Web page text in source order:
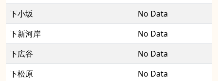
下小坂
No Data
下新河岸
No Data
下広谷
No Data
下松原
No Data